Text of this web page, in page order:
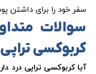
سفر خود را برای داشتن
سوالات
کربوکسی
آیا کربوکسی تراپی درد